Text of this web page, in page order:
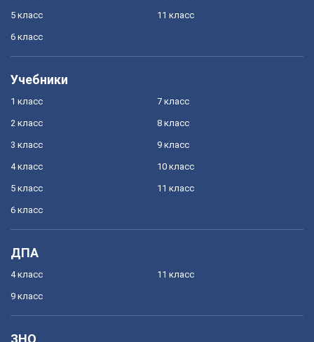
5 класс
6 класс
11 класс
Учебники
1 класс
2 класс
3 класс
4 класс
5 класс
6 класс
7 класс
8 класс
9 класс
10 класс
11 класс
ДПА
4 класс
9 класс
11 класс